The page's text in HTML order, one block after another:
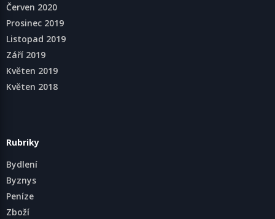
Červen 2020
Prosinec 2019
Listopad 2019
Září 2019
Květen 2019
Květen 2018
Rubriky
Bydlení
Byznys
Peníze
Zboží